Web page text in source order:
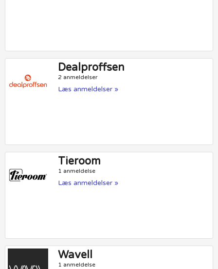
Dealproffsen
2 anmeldelser
Læs anmeldelser »
Tieroom
1 anmeldelse
Læs anmeldelser »
Wavell
1 anmeldelse